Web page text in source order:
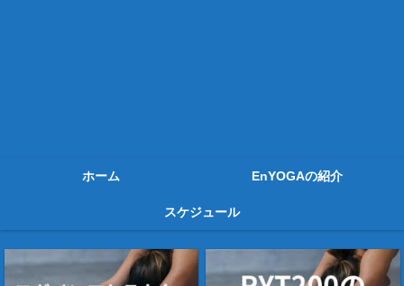
ホーム EnYOGAの紹介
スケジュール